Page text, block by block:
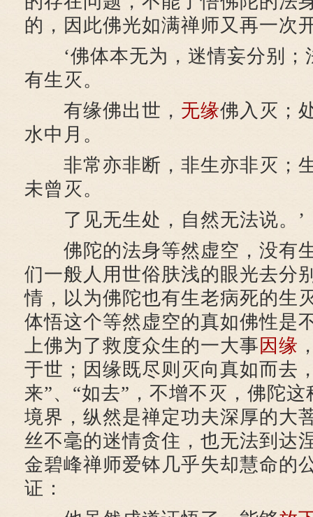
的，因此佛光如满禅师又再一次
‘佛体本无为，迷情妄分别；
有生灭。
有缘佛出世， 无缘佛入灭；
水中月。
非常亦非断，非生亦非灭；
未曾灭。
了见无生处，自然无法说。’
佛陀的法身等然虚空，没有
们一般人用世俗肤浅的眼光去分
情，以为佛陀也有生老病死的生
体悟这个等然虚空的真如佛性是
上佛为了救度众生的一大事 因缘
于世；因缘既尽则灭向真如而去
来”、“如去”，不增不灭，佛陀
境界，纵然是禅定功夫深厚的大
丝不毫的迷情贪住，也无法到达
金碧峰禅师爱钵几乎失却慧命的
证：